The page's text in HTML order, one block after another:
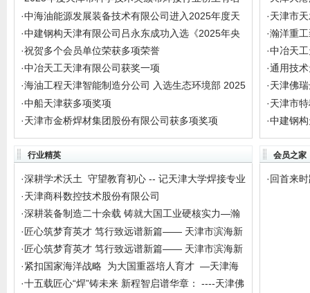
·中海油能源发展装备技术有限公司进入2025年度天
津市绿
·中建钢构天津有限公司吕永东成功入选《2025年央
企工匠
·祝贺多个会员单位荣获多项荣誉
·中冶天工天津有限公司获奖一项
·海油工程天津智能制造分公司 入选生态环境部 2025
年绿
·中船天津获多项奖项
·天津市金桥焊材集团股份有限公司获多项奖项
·天津市
·瀚洋重
准通过
·中冶天
·通用技
·天津佛
访交流
·天津市
·中建钢
行业精英
·深耕学术沃土 守望教育初心 -- 记天津大学焊接专业
二
·天津商科数控技术股份有限公司
·深耕装备制造二十余载 铸就大国工业硬核实力—瀚
洋重工
·匠心筑梦育英才 笃行致远谱新篇—— 天津市滨海新
区第
· 匠心筑梦育英才 笃行致远谱新篇—— 天津市滨海新
区第
·紧扣国家海洋战略 为大国重器培人育才 —天津海
运职
·十五载匠心“焊”铸未来 新程智启谱华章： ----天津佛
会员之家
·回首来